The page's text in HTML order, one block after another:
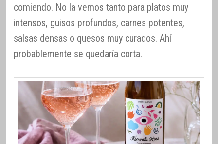
comiendo. No la vemos tanto para platos muy
intensos, guisos profundos, carnes potentes,
salsas densas o quesos muy curados. Ahí
probablemente se quedaría corta.